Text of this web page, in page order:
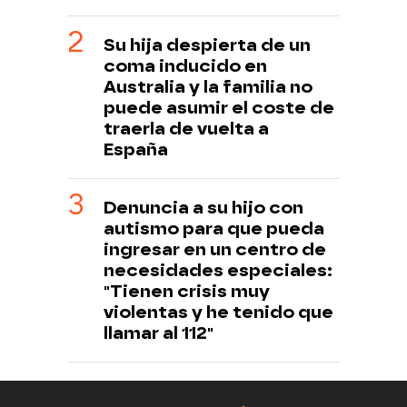
Su hija despierta de un
coma inducido en
Australia y la familia no
puede asumir el coste de
traerla de vuelta a
España
Denuncia a su hijo con
autismo para que pueda
ingresar en un centro de
necesidades especiales:
"Tienen crisis muy
violentas y he tenido que
llamar al 112"